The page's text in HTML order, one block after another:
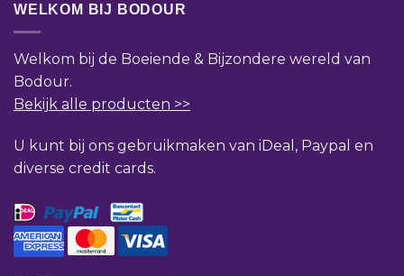
WELKOM BIJ BODOUR
Welkom bij de Boeiende & Bijzondere wereld van
Bodour.
Bekijk alle producten >>
U kunt bij ons gebruikmaken van iDeal, Paypal en
diverse credit cards.